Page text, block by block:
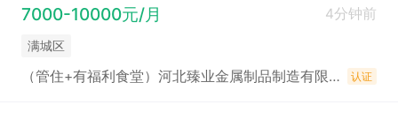
7000-10000元/月
4分钟前
满城区
（管住+有福利食堂）河北臻业金属制品制造有限公司招聘 认证